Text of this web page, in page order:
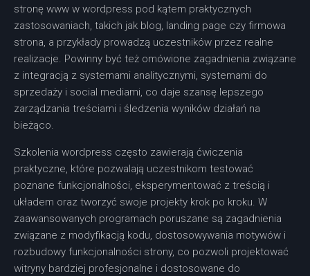
stronę www w wordpress pod kątem praktycznych
zastosowaniach, takich jak blog, landing page czy firmowa
strona, a przykłady prowadzą uczestników przez realne
realizacje. Powinny być też omówione zagadnienia związane
z integracją z systemami analitycznymi, systemami do
sprzedaży i social mediami, co daje szansę lepszego
zarządzania treściami i śledzenia wyników działań na
bieżąco.
Szkolenia wordpress często zawierają ćwiczenia
praktyczne, które pozwalają uczestnikom testować
poznane funkcjonalności, eksperymentować z treścią i
układem oraz tworzyć swoje projekty krok po kroku. W
zaawansowanych programach poruszane są zagadnienia
związane z modyfikacją kodu, dostosowywania motywów i
rozbudowy funkcjonalności strony, co pozwoli projektować
witryny bardziej profesjonalne i dostosowane do